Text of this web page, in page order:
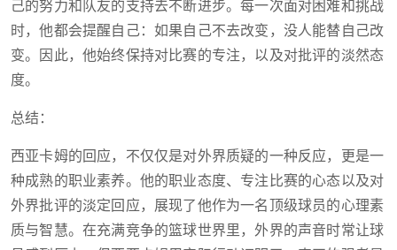
己的努力和队友的支持去不断进步。每一次面对困难和挑战
时，他都会提醒自己：如果自己不去改变，没人能替自己改
变。因此，他始终保持对比赛的专注，以及对批评的淡然态
度。
总结：
西亚卡姆的回应，不仅仅是对外界质疑的一种反应，更是一
种成熟的职业素养。他的职业态度、专注比赛的心态以及对
外界批评的淡定回应，展现了他作为一名顶级球员的心理素
质与智慧。在充满竞争的篮球世界里，外界的声音时常让球